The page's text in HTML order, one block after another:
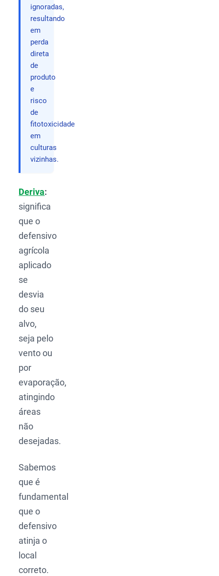
ignoradas,
resultando
em
perda
direta
de
produto
e
risco
de
fitotoxicidade
em
culturas
vizinhas.
Deriva:
significa
que o
defensivo
agrícola
aplicado
se
desvia
do seu
alvo,
seja pelo
vento ou
por
evaporação,
atingindo
áreas
não
desejadas.
Sabemos
que é
fundamental
que o
defensivo
atinja o
local
correto.